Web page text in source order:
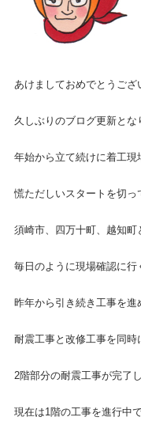
あけましておめでとうござ
久しぶりのブログ更新とな
年始から立て続けに着工現
慌ただしいスタートを切っ
須崎市、四万十町、越知町
毎日のように現場確認に行
昨年から引き続き工事を進
耐震工事と改修工事を同時
2階部分の耐震工事が完了し
現在は1階の工事を進行中で